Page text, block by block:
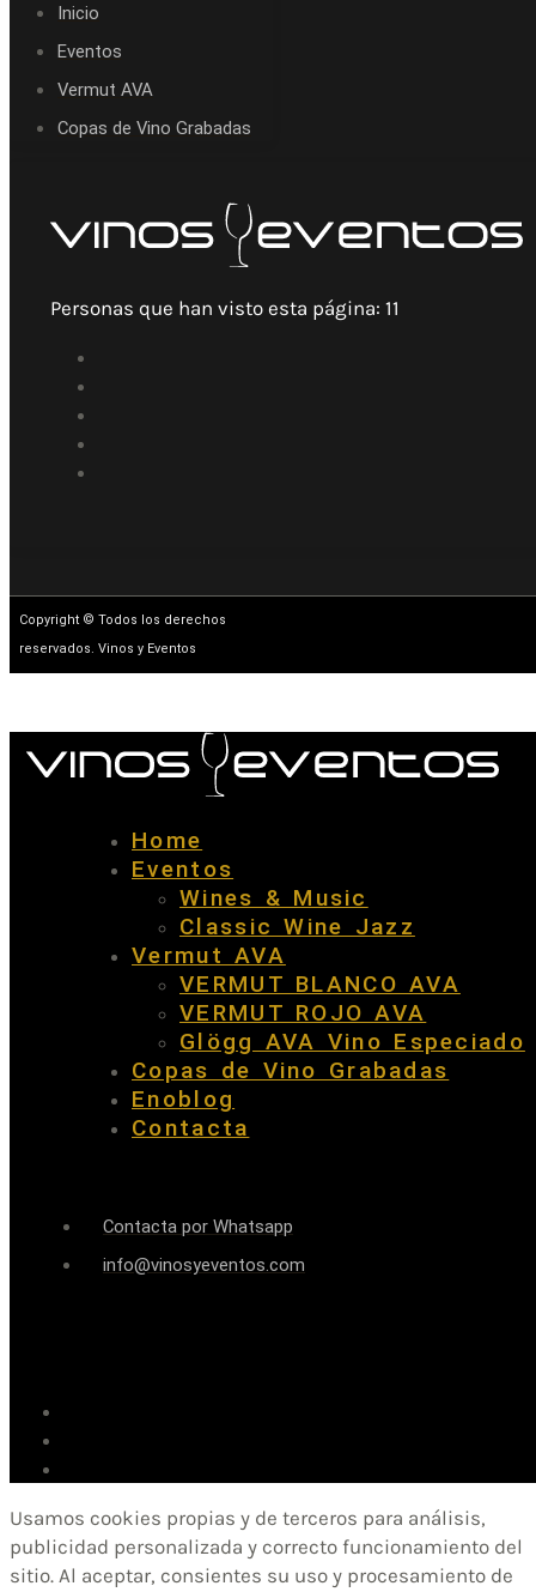
Inicio
Eventos
Vermut AVA
Copas de Vino Grabadas
Personas que han visto esta página: 11
Copyright © Todos los derechos
reservados. Vinos y Eventos
Home
Eventos
Wines & Music
Classic Wine Jazz
Vermut AVA
VERMUT BLANCO AVA
VERMUT ROJO AVA
Glögg AVA Vino Especiado
Copas de Vino Grabadas
Enoblog
Contacta
Contacta por Whatsapp
info@vinosyeventos.com
Usamos cookies propias y de terceros para análisis,
publicidad personalizada y correcto funcionamiento del
sitio. Al aceptar, consientes su uso y procesamiento de